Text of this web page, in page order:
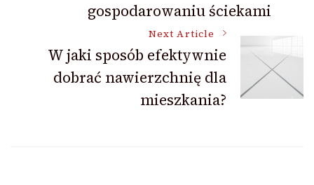
gospodarowaniu ściekami
Next Article
W jaki sposób efektywnie
dobrać nawierzchnię dla
mieszkania?